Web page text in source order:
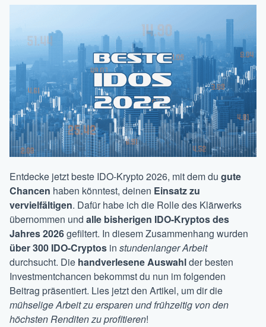
Entdecke jetzt beste IDO-Krypto 2026, mit dem du gute
Chancen haben könntest, deinen Einsatz zu
vervielfältigen. Dafür habe ich die Rolle des Klärwerks
übernommen und alle bisherigen IDO-Kryptos des
Jahres 2026gefiltert. In diesem Zusammenhang wurden
über 300 IDO-Cryptos in stundenlanger Arbeit
durchsucht. Die handverlesene Auswahlder besten
Investmentchancen bekommst du nun im folgenden
Beitrag präsentiert. Lies jetzt den Artikel, um dir die
mühselige Arbeit zu ersparen und frühzeitig von den
höchsten Renditen zu profitieren!